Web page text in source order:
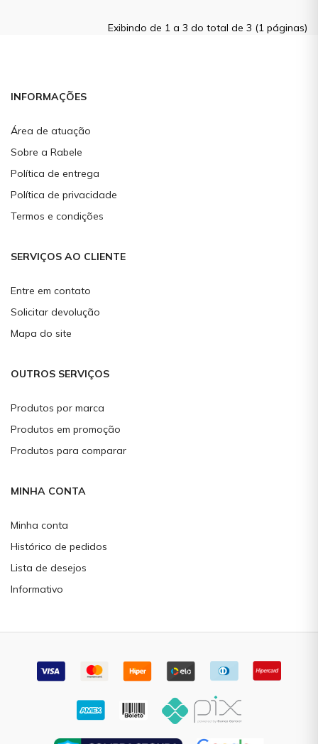
Exibindo de 1 a 3 do total de 3 (1 páginas)
INFORMAÇÕES
Área de atuação
Sobre a Rabele
Política de entrega
Política de privacidade
Termos e condições
SERVIÇOS AO CLIENTE
Entre em contato
Solicitar devolução
Mapa do site
OUTROS SERVIÇOS
Produtos por marca
Produtos em promoção
Produtos para comparar
MINHA CONTA
Minha conta
Histórico de pedidos
Lista de desejos
Informativo